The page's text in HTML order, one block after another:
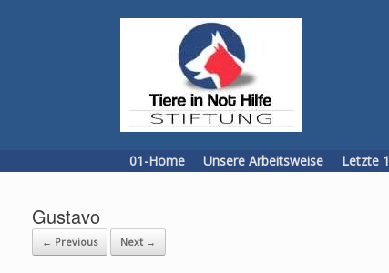
01-Home Unsere Arbeitsweise Letzte
Gustavo
← Previous Next →